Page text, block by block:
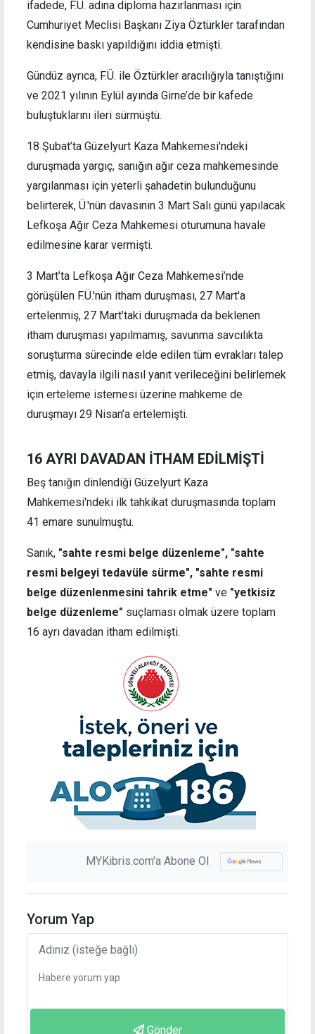
ifadede, F.Ü. adına diploma hazırlanması için
Cumhuriyet Meclisi Başkanı Ziya Öztürkler tarafından
kendisine baskı yapıldığını iddia etmişti.
Gündüz ayrıca, F.Ü. ile Öztürkler aracılığıyla tanıştığını
ve 2021 yılının Eylül ayında Girne’de bir kafede
buluştuklarını ileri sürmüştü.
18 Şubat’ta Güzelyurt Kaza Mahkemesi'ndeki
duruşmada yargıç, sanığın ağır ceza mahkemesinde
yargılanması için yeterli şahadetin bulunduğunu
belirterek, Ü.'nün davasının 3 Mart Salı günü yapılacak
Lefkoşa Ağır Ceza Mahkemesi oturumuna havale
edilmesine karar vermişti.
3 Mart’ta Lefkoşa Ağır Ceza Mahkemesi’nde
görüşülen F.Ü.'nün itham duruşması, 27 Mart'a
ertelenmiş, 27 Mart’taki duruşmada da beklenen
itham duruşması yapılmamış, savunma savcılıkta
soruşturma sürecinde elde edilen tüm evrakları talep
etmiş, davayla ilgili nasıl yanıt verileceğini belirlemek
için erteleme istemesi üzerine mahkeme de
duruşmayı 29 Nisan’a ertelemişti.
16 AYRI DAVADAN İTHAM EDİLMİŞTİ
Beş tanığın dinlendiği Güzelyurt Kaza
Mahkemesi'ndeki ilk tahkikat duruşmasında toplam
41 emare sunulmuştu.
Sanık, "sahte resmi belge düzenleme", "sahte
resmi belgeyi tedavüle sürme", "sahte resmi
belge düzenlenmesini tahrik etme" ve "yetkisiz
belge düzenleme" suçlaması olmak üzere toplam
16 ayrı davadan itham edilmişti.
MYKibris.com'a Abone Ol
Yorum Yap
Gönder